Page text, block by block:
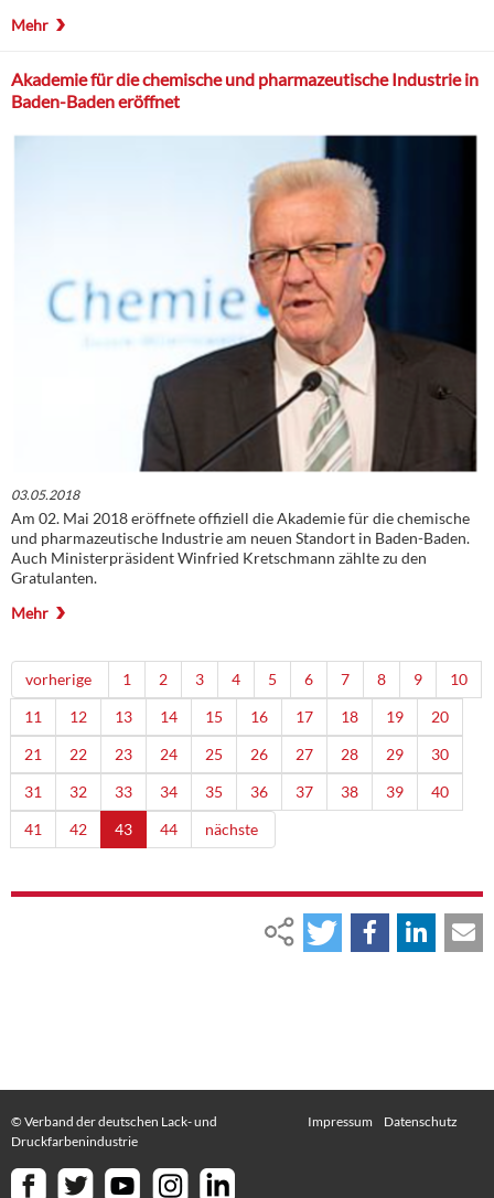
Mehr
Akademie für die chemische und pharmazeutische Industrie in
Baden-Baden eröffnet
03.05.2018
Am 02. Mai 2018 eröffnete offiziell die Akademie für die chemische
und pharmazeutische Industrie am neuen Standort in Baden-Baden.
Auch Ministerpräsident Winfried Kretschmann zählte zu den
Gratulanten.
Mehr
vorherige 1 2 3 4 5 6 7 8 9
10
11
12 13 14 15 16 17 18 19
20
21
22 23 24 25 26 27 28 29
30
31
32 33 34 35 36 37 38 39
40
41
42 43 44 nächste
© Verband der deutschen Lack- und
Druckfarbenindustrie
Impressum Datenschutz